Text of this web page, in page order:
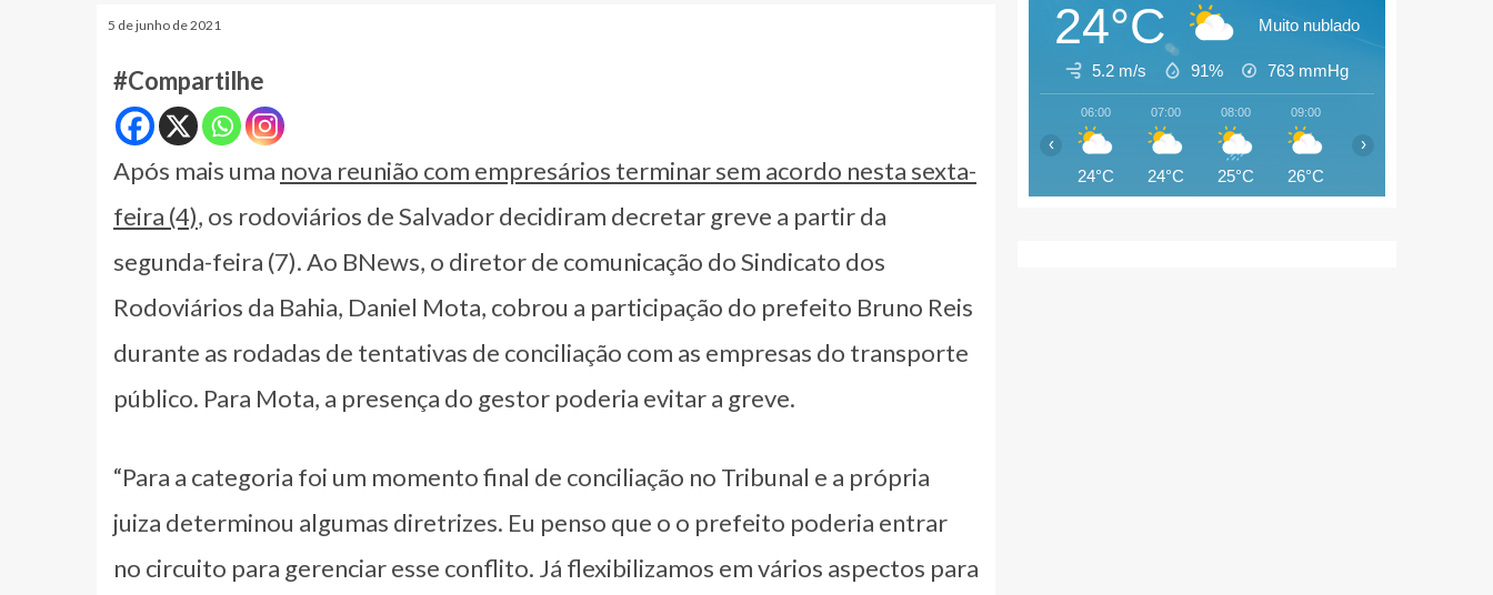
5 de junho de 2021
#Compartilhe
Após mais uma nova reunião com empresários terminar sem acordo nesta sexta-
feira (4), os rodoviários de Salvador decidiram decretar greve a partir da
segunda-feira (7). Ao BNews, o diretor de comunicação do Sindicato dos
Rodoviários da Bahia, Daniel Mota, cobrou a participação do prefeito Bruno Reis
durante as rodadas de tentativas de conciliação com as empresas do transporte
público. Para Mota, a presença do gestor poderia evitar a greve.
“Para a categoria foi um momento final de conciliação no Tribunal e a própria
juiza determinou algumas diretrizes. Eu penso que o o prefeito poderia entrar
no circuito para gerenciar esse conflito. Já flexibilizamos em vários aspectos para
24°C Muito nublado
5.2 m/s 91% 763 mmHg
06:00
24°C
07:00
24°C
08:00
25°C
09:00
26°C
‹ ›